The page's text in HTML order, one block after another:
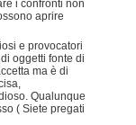
i confronti non
aprire
e provocatori
oggetti fonte di
ma è di
Qualunque
( Siete pregati